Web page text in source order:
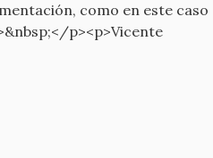
como en este caso
p><p>Vicente